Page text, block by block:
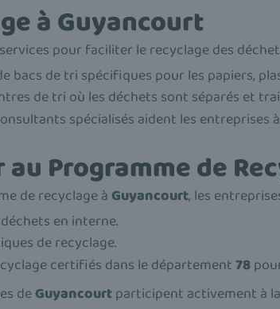
à Guyancourt
pour faciliter le recyclage des
bacs de tri spécifiques pour les papiers,
de tri où les déchets sont séparés et
spécialisés aident les
Programme de
de recyclage àGuyancourt, les
en interne.
de recyclage.
certifiés dans le département78
deGuyancourtparticipent activement à